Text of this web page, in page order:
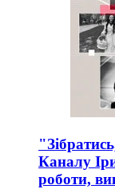
Каналу
роботи,